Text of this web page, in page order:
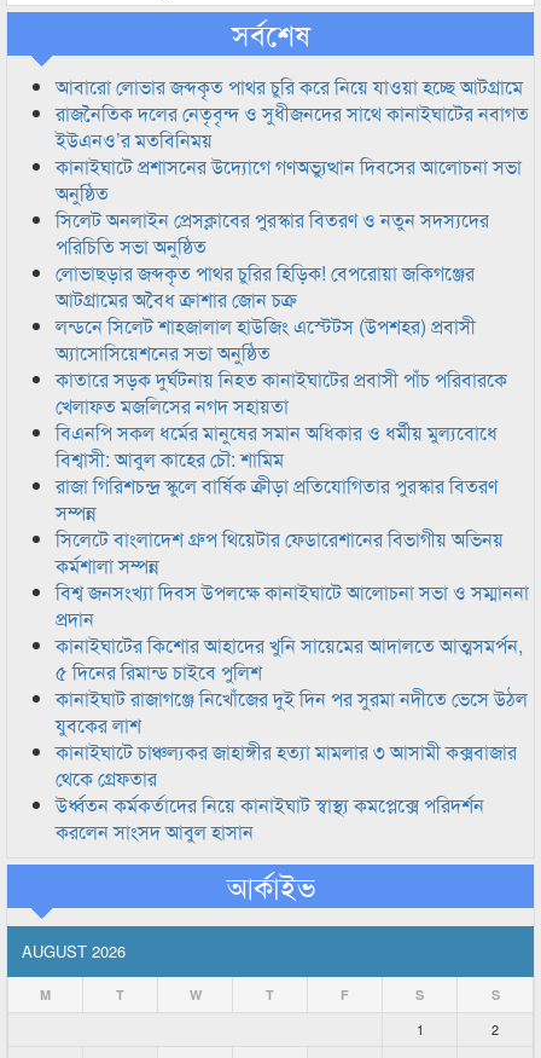
সর্বশেষ
আবারো লোভার জব্দকৃত পাথর চুরি করে নিয়ে যাওয়া হচ্ছে আটগ্রামে
রাজনৈতিক দলের নেতৃবৃন্দ ও সুধীজনদের সাথে কানাইঘাটের নবাগত
ইউএনও’র মতবিনিময়
কানাইঘাটে প্রশাসনের উদ্যোগে গণঅভ্যুত্থান দিবসের আলোচনা সভা
অনুষ্ঠিত
সিলেট অনলাইন প্রেসক্লাবের পুরস্কার বিতরণ ও নতুন সদস্যদের
পরিচিতি সভা অনুষ্ঠিত
লোভাছড়ার জব্দকৃত পাথর চুরির হিড়িক! বেপরোয়া জকিগঞ্জের
আটগ্রামের অবৈধ ক্রাশার জোন চক্র
লন্ডনে সিলেট শাহজালাল হাউজিং এস্টেটস (উপশহর) প্রবাসী
অ্যাসোসিয়েশনের সভা অনুষ্ঠিত
কাতারে সড়ক দুর্ঘটনায় নিহত কানাইঘাটের প্রবাসী পাঁচ পরিবারকে
খেলাফত মজলিসের নগদ সহায়তা
বিএনপি সকল ধর্মের মানুষের সমান অধিকার ও ধর্মীয় মুল্যবোধে
বিশ্বাসী: আবুল কাহের চৌ: শামিম
রাজা গিরিশচন্দ্র স্কুলে বার্ষিক ক্রীড়া প্রতিযোগিতার পুরস্কার বিতরণ
সম্পন্ন
সিলেটে বাংলাদেশ গ্রুপ থিয়েটার ফেডারেশানের বিভাগীয় অভিনয়
কর্মশালা সম্পন্ন
বিশ্ব জনসংখ্যা দিবস উপলক্ষে কানাইঘাটে আলোচনা সভা ও সম্মাননা
প্রদান
কানাইঘাটের কিশোর আহাদের খুনি সায়েমের আদালতে আত্মসমর্পন,
৫ দিনের রিমান্ড চাইবে পুলিশ
কানাইঘাট রাজাগঞ্জে নিখোঁজের দুই দিন পর সুরমা নদীতে ভেসে উঠল
যুবকের লাশ
কানাইঘাটে চাঞ্চল্যকর জাহাঙ্গীর হত্যা মামলার ৩ আসামী কক্সবাজার
থেকে গ্রেফতার
উর্ধ্বতন কর্মকর্তাদের নিয়ে কানাইঘাট স্বাস্থ্য কমপ্লেক্সে পরিদর্শন
করলেন সাংসদ আবুল হাসান
আর্কাইভ
AUGUST 2026
M T W T F S S
1
2